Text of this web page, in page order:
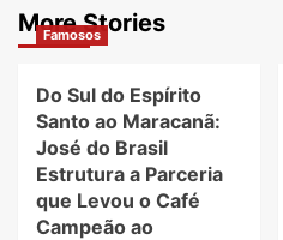
More Stories
Famosos
Do Sul do Espírito
Santo ao Maracanã:
José do Brasil
Estrutura a Parceria
que Levou o Café
Campeão ao